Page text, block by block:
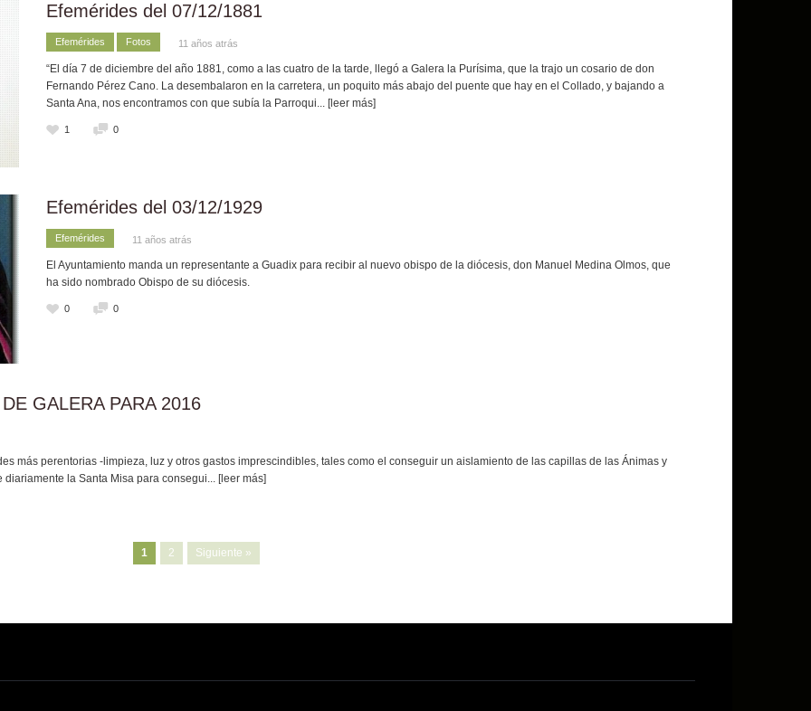
Efemérides del 07/12/1881
Efemérides Fotos 11 años atrás
“El día 7 de diciembre del año 1881, como a las cuatro de la tarde, llegó a Galera la Purísima, que la trajo un cosario de don
Fernando Pérez Cano. La desembalaron en la carretera, un poquito más abajo del puente que hay en el Collado, y bajando a
Santa Ana, nos encontramos con que subía la Parroqui... [leer más]
1 0
Efemérides del 03/12/1929
Efemérides 11 años atrás
El Ayuntamiento manda un representante a Guadix para recibir al nuevo obispo de la diócesis, don Manuel Medina Olmos, que
ha sido nombrado Obispo de su diócesis.
0 0
GALERA PARA 2016
más perentorias -limpieza, luz y otros gastos imprescindibles, tales como el conseguir un aislamiento de las capillas de las Ánimas y
la Santa Misa para consegui... [leer más]
1 2 Siguiente »